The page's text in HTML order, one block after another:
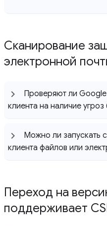
Сканирование
электронной
Проверяют ли Google
клиента на наличие
Можно ли запускать
клиента файлов или
Переход на
поддерживает